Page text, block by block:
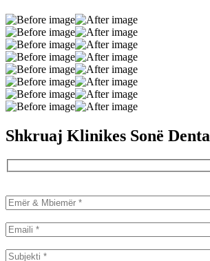
Shkruaj Klinikes Sonë